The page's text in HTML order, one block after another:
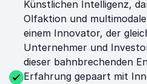
Künstlichen Intelligenz,
Olfaktion und
einem Innovator, der
Unternehmer und
dieser bahnbrechenden
Erfahrung gepaart mit